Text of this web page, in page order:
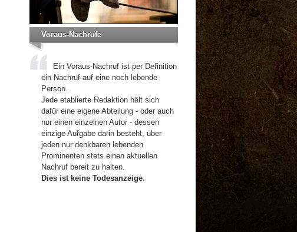
Voraus-Nachrufe
Ein Voraus-Nachruf ist per Definition
ein Nachruf auf eine noch lebende
Person.
Jede etablierte Redaktion hält sich
dafür eine eigene Abteilung - oder auch
nur einen einzelnen Autor - dessen
einzige Aufgabe darin besteht, über
jeden nur denkbaren lebenden
Prominenten stets einen aktuellen
Nachruf bereit zu halten.
Dies ist keine Todesanzeige.